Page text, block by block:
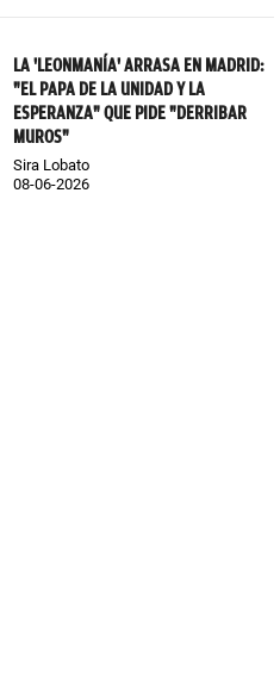
LA 'LEONMANÍA' ARRASA EN MADRID:
"EL PAPA DE LA UNIDAD Y LA
ESPERANZA" QUE PIDE "DERRIBAR
MUROS"
Sira Lobato
08-06-2026